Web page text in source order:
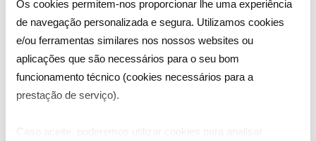
Os cookies permitem-nos proporcionar lhe uma experiência
de navegação personalizada e segura. Utilizamos cookies
e/ou ferramentas similares nos nossos websites ou
aplicações que são necessários para o seu bom
funcionamento técnico (cookies necessários para a
prestação de serviço).
Caso aceite, poderemos utilizar cookies para analisar